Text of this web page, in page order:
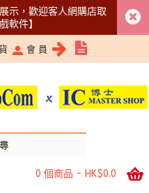
示，歡迎客人網購店取
軟件】
1340會 員
0 個商品 - HK$0.0